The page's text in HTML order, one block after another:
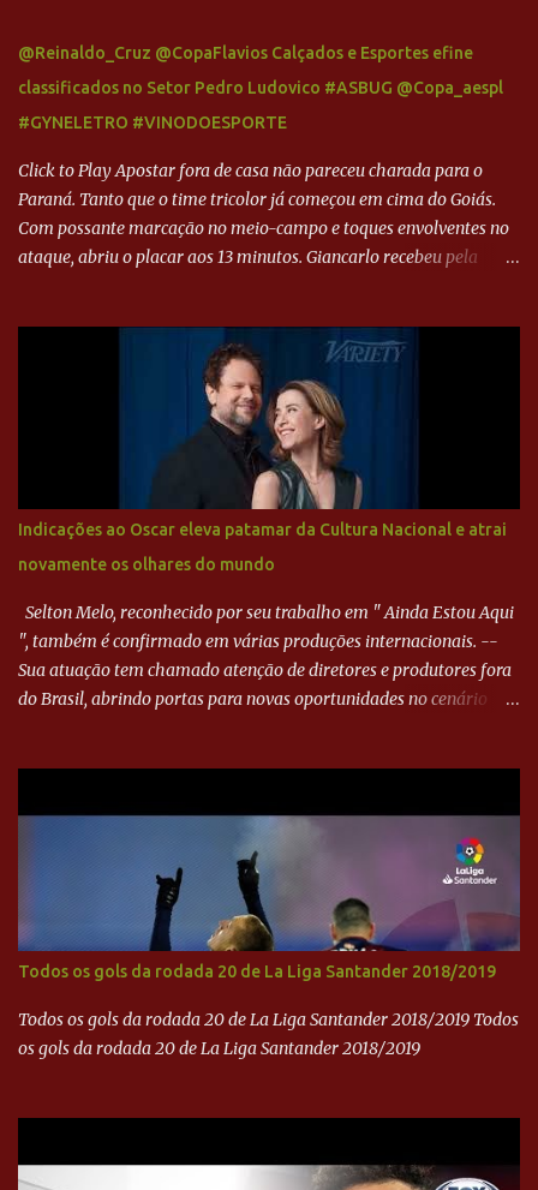
@Reinaldo_Cruz @CopaFlavios Calçados e Esportes efine
classificados no Setor Pedro Ludovico #ASBUG @Copa_aespl
#GYNELETRO #VINODOESPORTE
Click to Play Apostar fora de casa não pareceu charada para o
Paraná. Tanto que o time tricolor já começou em cima do Goiás.
Com possante marcação no meio-campo e toques envolventes no
ataque, abriu o placar aos 13 minutos. Giancarlo recebeu pela
Paraná ampliou a vantagem aos 21 minutos. Éverton Garroni
desviou cruzamento de cabeça e, mesmo de costas, incidiu o canto
direito de Harlei. O goleiro esmeraldino se esticou e até tocou na
bola, mas não o suficiente para desviar sua trajetória. O ataque do
Goiás era nulo, tanto que o Paraná seguiu em cima. Aos 32
minutos, Jefferson cabeceou e Harlei fez grande defesa. Seis
minutos depois, Wellington encheu o pé e quase surpreendeu o
goleiro rival, que novamente defendeu. No fim, Jefferson teve
outra boa chance, mas parou no goleiro. Gol para matar espera...
Indicações ao Oscar eleva patamar da Cultura Nacional e atrai
novamente os olhares do mundo
Selton Melo, reconhecido por seu trabalho em " Ainda Estou Aqui
", também é confirmado em várias produções internacionais. --
Sua atuação tem chamado atenção de diretores e produtores fora
do Brasil, abrindo portas para novas oportunidades no cenário
Todos os gols da rodada 20 de La Liga Santander 2018/2019
Todos os gols da rodada 20 de La Liga Santander 2018/2019 Todos
os gols da rodada 20 de La Liga Santander 2018/2019